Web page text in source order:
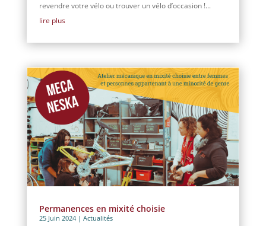
revendre votre vélo ou trouver un vélo d’occasion !...
lire plus
Permanences en mixité choisie
25 Juin 2024| Actualités